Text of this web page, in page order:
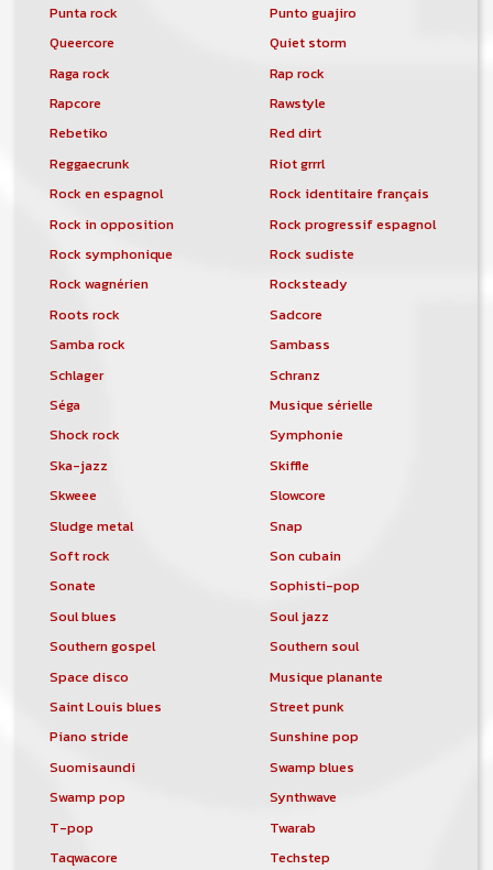
Punta rock
Punto guajiro
Queercore
Quiet storm
Raga rock
Rap rock
Rapcore
Rawstyle
Rebetiko
Red dirt
Reggaecrunk
Riot grrrl
Rock en espagnol
Rock identitaire français
Rock in opposition
Rock progressif espagnol
Rock symphonique
Rock sudiste
Rock wagnérien
Rocksteady
Roots rock
Sadcore
Samba rock
Sambass
Schlager
Schranz
Séga
Musique sérielle
Shock rock
Symphonie
Ska-jazz
Skiffle
Skweee
Slowcore
Sludge metal
Snap
Soft rock
Son cubain
Sonate
Sophisti-pop
Soul blues
Soul jazz
Southern gospel
Southern soul
Space disco
Musique planante
Saint Louis blues
Street punk
Piano stride
Sunshine pop
Suomisaundi
Swamp blues
Swamp pop
Synthwave
T-pop
Twarab
Taqwacore
Techstep